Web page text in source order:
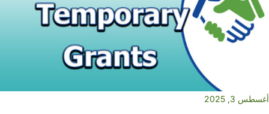
أغسطس 3, 2025